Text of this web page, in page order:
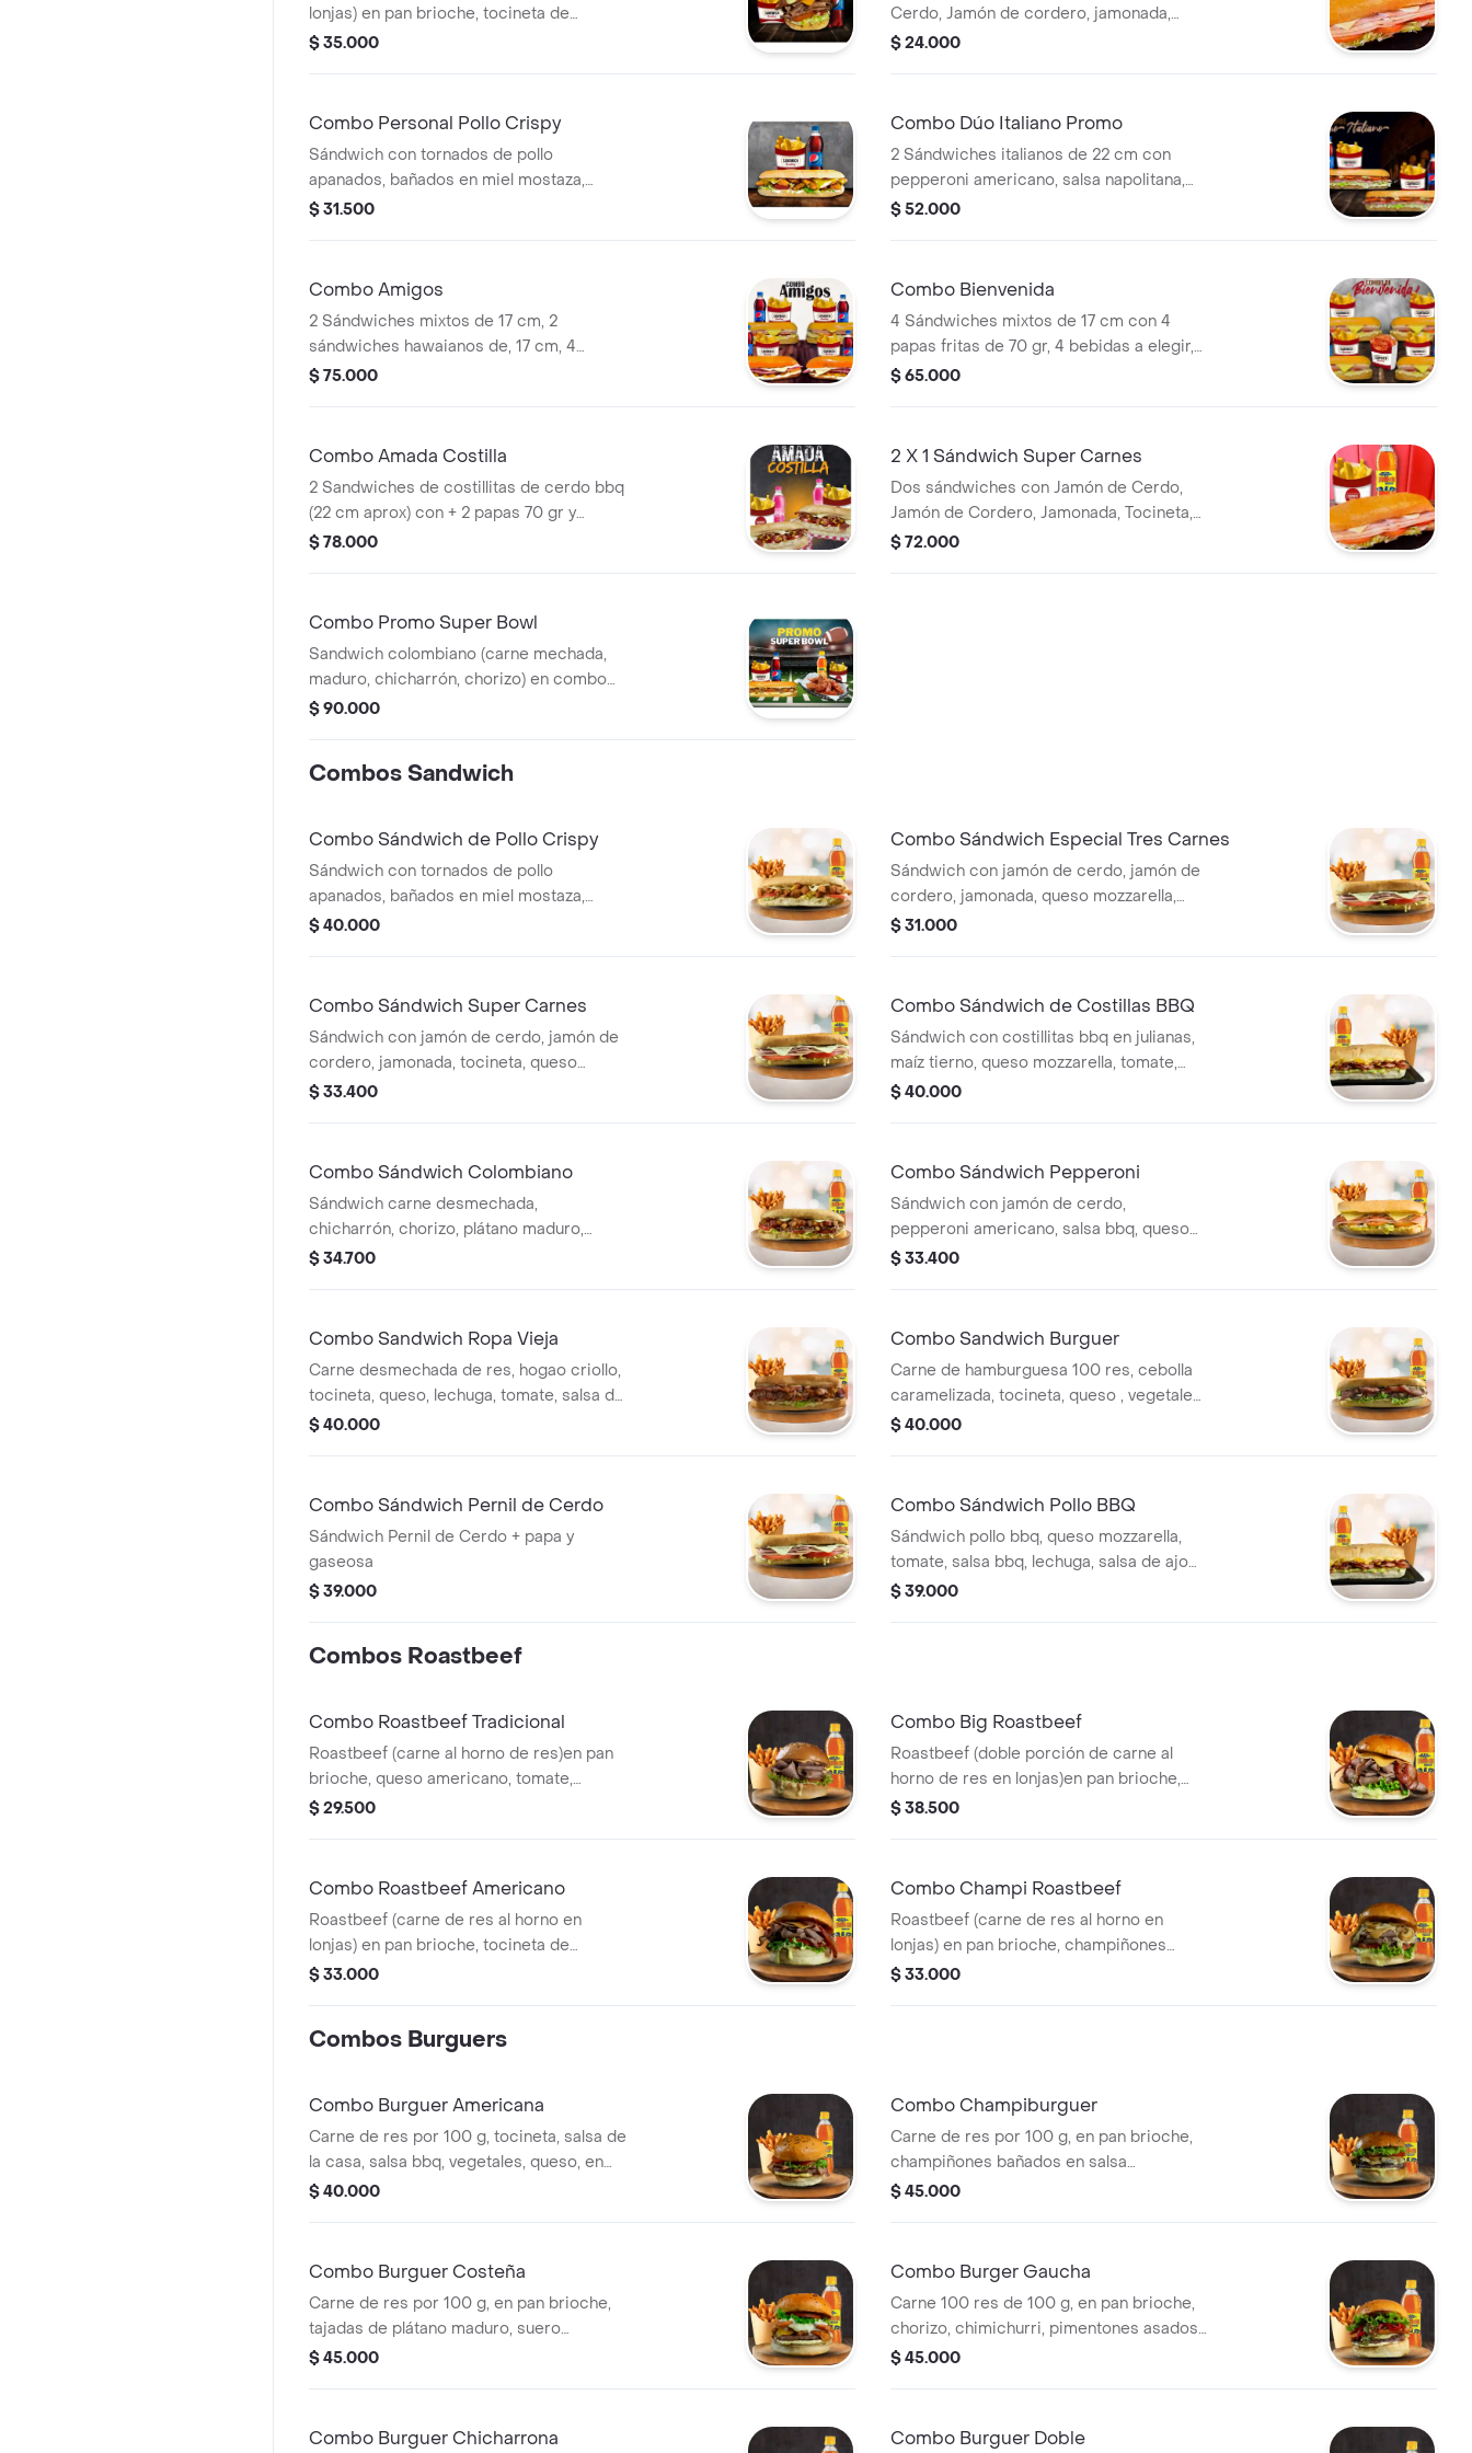
lonjas) en pan brioche, tocineta de
panceta horneada artesanal, queso
bebida a elección.
$ 35.000
Cerdo, Jamón de cordero, jamonada,
lechuga, tomate, salsa de ajo de la casa y
$ 24.000
Combo Personal Pollo Crispy
Sándwich con tornados de pollo
apanados, bañados en miel mostaza,
queso mozzarella, tomate, lechuga, salsa
$ 31.500
Combo Dúo Italiano Promo
2 Sándwiches italianos de 22 cm con
pepperoni americano, salsa napolitana,
jamón de cerdo, queso, salsa de ajo, 2
$ 52.000
Combo Amigos
2 Sándwiches mixtos de 17 cm, 2
sándwiches hawaianos de, 17 cm, 4
porciones de papas fritas 70 gr y 4
$ 75.000
Combo Bienvenida
4 Sándwiches mixtos de 17 cm con 4
papas fritas de 70 gr, 4 bebidas a elegir,
400 ml y chicharrones para compartir
$ 65.000
Combo Amada Costilla
2 Sandwiches de costillitas de cerdo bbq
(22 cm aprox) con + 2 papas 70 gr y
bebida a elección 250 ml.
$ 78.000
2 X 1 Sándwich Super Carnes
Dos sándwiches con Jamón de Cerdo,
Jamón de Cordero, Jamonada, Tocineta,
Queso mozzarella, tomate, lechuga, salsa
$ 72.000
Combo Promo Super Bowl
Sandwich colombiano (carne mechada,
maduro, chicharrón, chorizo) en combo
con papas y gaseosa + alitas bbq
$ 90.000
Combos Sandwich
Combo Sándwich de Pollo Crispy
Sándwich con tornados de pollo
apanados, bañados en miel mostaza,
queso mozzarella, tomate, lechuga, salsa
$ 40.000
Combo Sándwich Especial Tres Carnes
Sándwich con jamón de cerdo, jamón de
cordero, jamonada, queso mozzarella,
lechuga, tomate, salsa de ajo de la casa,
$ 31.000
Combo Sándwich Super Carnes
Sándwich con jamón de cerdo, jamón de
cordero, jamonada, tocineta, queso
mozzarella, tomate, lechuga, salsa de ajo
$ 33.400
Combo Sándwich de Costillas BBQ
Sándwich con costillitas bbq en julianas,
maíz tierno, queso mozzarella, tomate,
salsa bbq, lechuga, salsa de ajo de la
$ 40.000
Combo Sándwich Colombiano
Sándwich carne desmechada,
chicharrón, chorizo, plátano maduro,
lechuga, tomate, queso mozzarella, salsa
$ 34.700
Combo Sándwich Pepperoni
Sándwich con jamón de cerdo,
pepperoni americano, salsa bbq, queso
mozzarella, lechuga y salsa de ajo de la
$ 33.400
Combo Sandwich Ropa Vieja
Carne desmechada de res, hogao criollo,
tocineta, queso, lechuga, tomate, salsa de
ajo de la casa, papas a la francesa x 140
$ 40.000
Combo Sandwich Burguer
Carne de hamburguesa 100 res, cebolla
caramelizada, tocineta, queso , vegetales,
salsa de ajo todo en un delicioso pan
$ 40.000
Combo Sándwich Pernil de Cerdo
Sándwich Pernil de Cerdo + papa y
gaseosa
$ 39.000
Combo Sándwich Pollo BBQ
Sándwich pollo bbq, queso mozzarella,
tomate, salsa bbq, lechuga, salsa de ajo
de la casa, papas a la francesa medianas
$ 39.000
Combos Roastbeef
Combo Roastbeef Tradicional
Roastbeef (carne al horno de res)en pan
brioche, queso americano, tomate,
lechuga, salsa sweet mustard, papas a la
$ 29.500
Combo Big Roastbeef
Roastbeef (doble porción de carne al
horno de res en lonjas)en pan brioche,
queso americano, tocineta de panceta de
francesa medianas y bebida a elección.
$ 38.500
Combo Roastbeef Americano
Roastbeef (carne de res al horno en
lonjas) en pan brioche, tocineta de
panceta horneada artesanal, queso
bebida a elección.
$ 33.000
Combo Champi Roastbeef
Roastbeef (carne de res al horno en
lonjas) en pan brioche, champiñones
dorados bañados en salsa de la casa,
$ 33.000
Combos Burguers
Combo Burguer Americana
Carne de res por 100 g, tocineta, salsa de
la casa, salsa bbq, vegetales, queso, en
pan brioche artesanal + bebida a elección
$ 40.000
Combo Champiburguer
Carne de res por 100 g, en pan brioche,
champiñones bañados en salsa
bechamel, queso fundido, tomate,
$ 45.000
Combo Burguer Costeña
Carne de res por 100 g, en pan brioche,
tajadas de plátano maduro, suero
costeño, chorizo, queso, tomate, lechuga
$ 45.000
Combo Burger Gaucha
Carne 100 res de 100 g, en pan brioche,
chorizo, chimichurri, pimentones asados
en julianas, queso, tomate, lechuga y salsa
$ 45.000
Combo Burguer Chicharrona Combo Burguer Doble